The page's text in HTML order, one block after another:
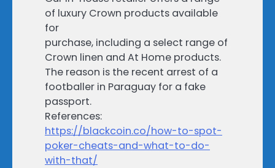
of luxury Crown products available
for
purchase, including a select range of
Crown linen and At Home products.
The reason is the recent arrest of a
footballer in Paraguay for a fake
passport.
References:
https://blackcoin.co/how-to-spot-
poker-cheats-and-what-to-do-
with-that/